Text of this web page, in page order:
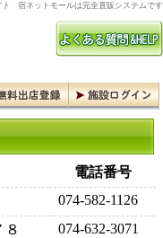
宿ネットモールは完全直販システムです
電話番号
074-582-1126
８
074-632-3071